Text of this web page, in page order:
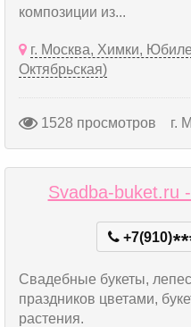
композиции из...
г. Москва, Химки,
Октябрьская)
1528 просмотров г.
Svadba-buket.ru
+7(910)**
Свадебные букеты,
праздников цветами,
растения.